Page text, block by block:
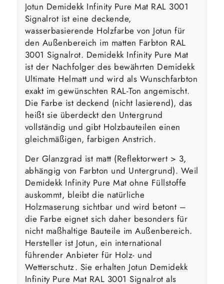
Jotun Demidekk Infinity Pure Mat RAL 3001
Signalrot ist eine deckende,
wasserbasierende Holzfarbe von Jotun für
den Außenbereich im matten Farbton RAL
3001 Signalrot. Demidekk Infinity Pure Mat
ist der Nachfolger des bewährten Demidekk
Ultimate Helmatt und wird als Wunschfarbton
exakt im gewünschten RAL-Ton angemischt.
Die Farbe ist deckend (nicht lasierend), das
heißt sie überdeckt den Untergrund
vollständig und gibt Holzbauteilen einen
gleichmäßigen, farbigen Anstrich.
Der Glanzgrad ist matt (Reflektorwert > 3,
abhängig von Farbton und Untergrund). Weil
Demidekk Infinity Pure Mat ohne Füllstoffe
auskommt, bleibt die natürliche
Holzmaserung sichtbar und wird betont –
die Farbe eignet sich daher besonders für
nicht maßhaltige Bauteile im Außenbereich.
Hersteller ist Jotun, ein international
führender Anbieter für Holz- und
Wetterschutz. Sie erhalten Jotun Demidekk
Infinity Pure Mat RAL 3001 Signalrot als